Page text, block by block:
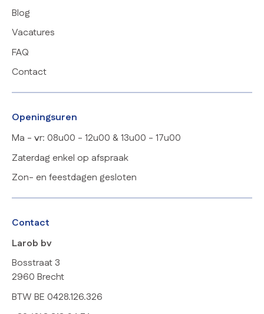
Blog
Vacatures
FAQ
Contact
Openingsuren
Ma - vr: 08u00 - 12u00 & 13u00 - 17u00
Zaterdag enkel op afspraak
Zon- en feestdagen gesloten
Contact
Larob bv
Bosstraat 3
2960 Brecht
BTW BE 0428.126.326